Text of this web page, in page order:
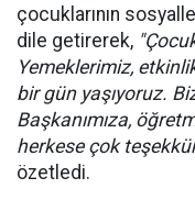
çocuklarının
dile getirerek,
Yemeklerimiz,
bir gün yaşıyoruz.
Başkanımıza,
herkese çok
özetledi.